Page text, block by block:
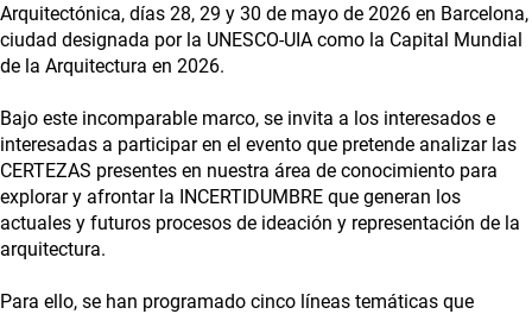
Arquitectónica, días 28, 29 y 30 de mayo de 2026 en Barcelona,
ciudad designada por la UNESCO-UIA como la Capital Mundial
de la Arquitectura en 2026.
Bajo este incomparable marco, se invita a los interesados e
interesadas a participar en el evento que pretende analizar las
CERTEZAS presentes en nuestra área de conocimiento para
explorar y afrontar la INCERTIDUMBRE que generan los
actuales y futuros procesos de ideación y representación de la
arquitectura.
Para ello, se han programado cinco líneas temáticas que